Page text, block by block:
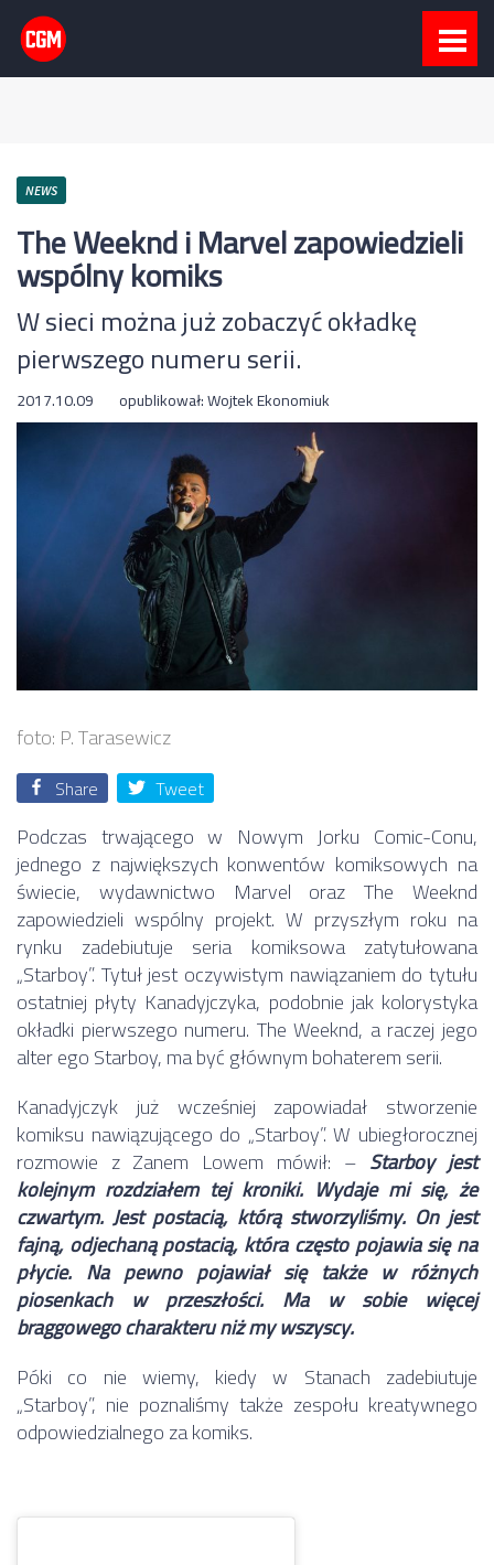
NEWS
The Weeknd i Marvel zapowiedzieli
wspólny komiks
W sieci można już zobaczyć okładkę
pierwszego numeru serii.
2017.10.09 opublikował:Wojtek Ekonomiuk
foto: P. Tarasewicz
Share Tweet
Podczas trwającego w Nowym Jorku Comic-Conu,
jednego z największych konwentów komiksowych na
świecie, wydawnictwo Marvel oraz The Weeknd
zapowiedzieli wspólny projekt. W przyszłym roku na
rynku zadebiutuje seria komiksowa zatytułowana
„Starboy”. Tytuł jest oczywistym nawiązaniem do tytułu
ostatniej płyty Kanadyjczyka, podobnie jak kolorystyka
okładki pierwszego numeru. The Weeknd, a raczej jego
alter ego Starboy, ma być głównym bohaterem serii.
Kanadyjczyk już wcześniej zapowiadał stworzenie
komiksu nawiązującego do „Starboy”. W ubiegłorocznej
rozmowie z Zanem Lowem mówił: – Starboy jest
kolejnym rozdziałem tej kroniki. Wydaje mi się, że
czwartym. Jest postacią, którą stworzyliśmy. On jest
fajną, odjechaną postacią, która często pojawia się na
płycie. Na pewno pojawiał się także w różnych
piosenkach w przeszłości. Ma w sobie więcej
braggowego charakteru niż my wszyscy.
Póki co nie wiemy, kiedy w Stanach zadebiutuje
„Starboy”, nie poznaliśmy także zespołu kreatywnego
odpowiedzialnego za komiks.